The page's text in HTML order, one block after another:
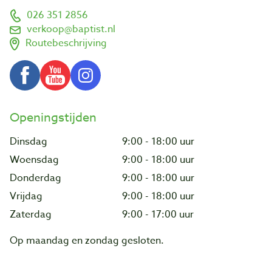
026 351 2856
verkoop@baptist.nl
Routebeschrijving
Openingstijden
Dinsdag
9:00 - 18:00 uur
Woensdag
9:00 - 18:00 uur
Donderdag
9:00 - 18:00 uur
Vrijdag
9:00 - 18:00 uur
Zaterdag
9:00 - 17:00 uur
Op maandag en zondag gesloten.